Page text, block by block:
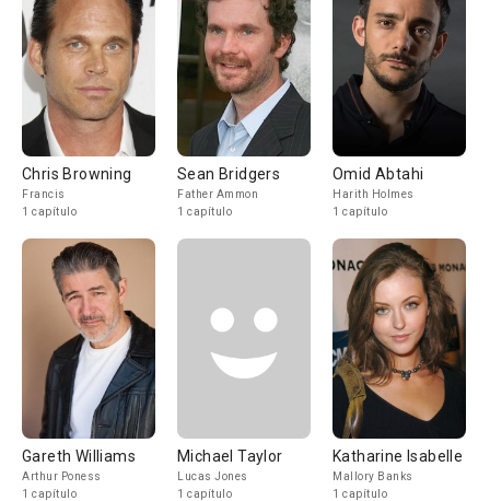
Chris Browning
Francis
1 capítulo
Sean Bridgers
Father Ammon
1 capítulo
Omid Abtahi
Harith Holmes
1 capítulo
Gareth Williams
Arthur Poness
1 capítulo
Michael Taylor
Lucas Jones
1 capítulo
Katharine Isabelle
Mallory Banks
1 capítulo